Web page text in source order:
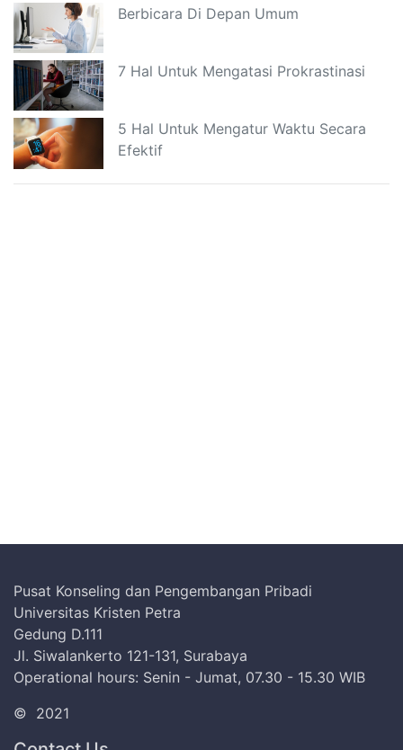
Berbicara Di Depan Umum
7 Hal Untuk Mengatasi Prokrastinasi
5 Hal Untuk Mengatur Waktu Secara
Efektif
Pusat Konseling dan Pengembangan Pribadi
Universitas Kristen Petra
Gedung D.111
Jl. Siwalankerto 121-131, Surabaya
Operational hours: Senin - Jumat, 07.30 - 15.30 WIB
© 2021